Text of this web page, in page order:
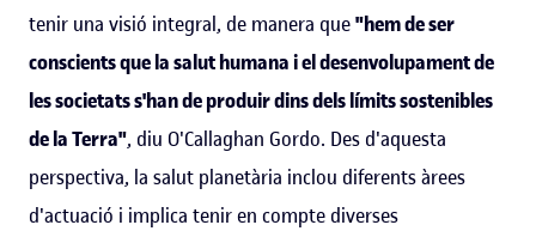
tenir una visió integral, de manera que"hem de ser
conscients que la salut humana i el desenvolupament de
les societats s'han de produir dins dels límits sostenibles
de la Terra", diu O'Callaghan Gordo. Des d'aquesta
perspectiva, la salut planetària inclou diferents àrees
d'actuació i implica tenir en compte diverses